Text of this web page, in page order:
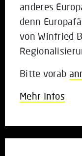
anderes
denn
von Winfried
Bitte vorab
Mehr Infos